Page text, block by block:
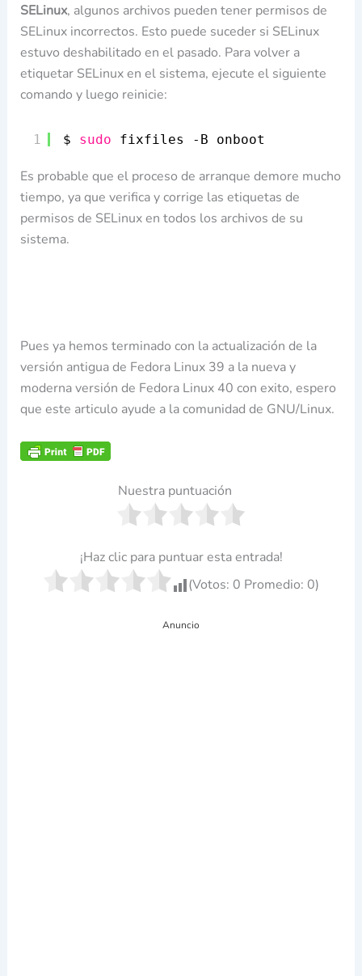
SELinux, algunos archivos pueden tener permisos de
SELinux incorrectos. Esto puede suceder si SELinux
estuvo deshabilitado en el pasado. Para volver a
etiquetar SELinux en el sistema, ejecute el siguiente
comando y luego reinicie:
1 $ sudo fixfiles -B onboot
Es probable que el proceso de arranque demore mucho
tiempo, ya que verifica y corrige las etiquetas de
permisos de SELinux en todos los archivos de su
sistema.
Pues ya hemos terminado con la actualización de la
versión antigua de Fedora Linux 39 a la nueva y
moderna versión de Fedora Linux 40 con exito, espero
que este articulo ayude a la comunidad de GNU/Linux.
Nuestra puntuación
¡Haz clic para puntuar esta entrada!
(Votos: 0 Promedio: 0)
Anuncio